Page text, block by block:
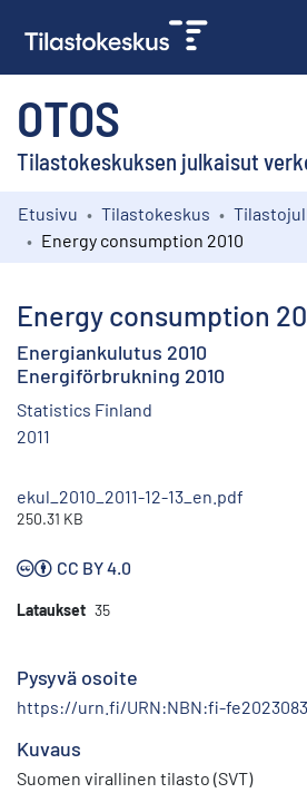
OTOS
Tilastokeskuksen julkaisut
Kokoelmat
Etusivu Tilastokeskus
Energy consumption 2010
Energy consumption
Energiankulutus 2010
Energiförbrukning 2010
Statistics Finland
2011
ekul_2010_2011-12-13_en.pdf
250.31 KB
CC BY 4.0
Lataukset 35
Pysyvä osoite
https://urn.fi/URN:NBN:fi-
Kuvaus
Suomen virallinen tilasto (SVT)